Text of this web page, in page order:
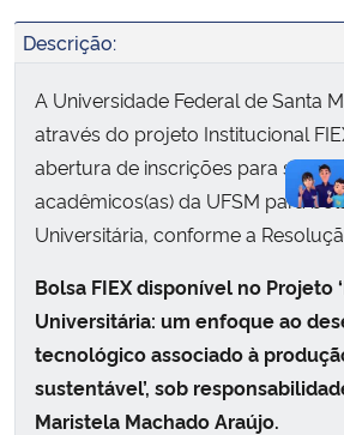
Descrição:
A Universidade Federal de Santa
através do projeto Institucional
abertura de inscrições para
acadêmicos(as) da UFSM para
Universitária, conforme a
Bolsa FIEX disponível no Projeto
Universitária: um enfoque ao
tecnológico associado à
sustentável’, sob
Maristela Machado Araújo.